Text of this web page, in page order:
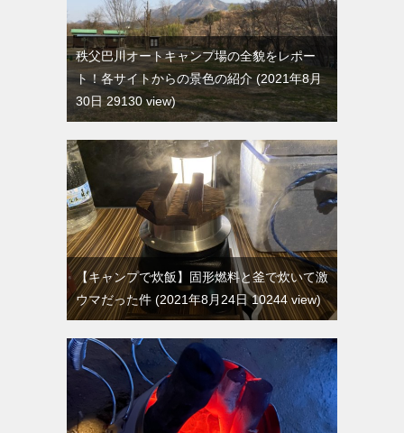
秩父巴川オートキャンプ場の全貌をレポー
ト！各サイトからの景色の紹介
2021年8月
30日 29130 view
【キャンプで炊飯】固形燃料と釜で炊いて激
ウマだった件 2021年8月24日 10244 view